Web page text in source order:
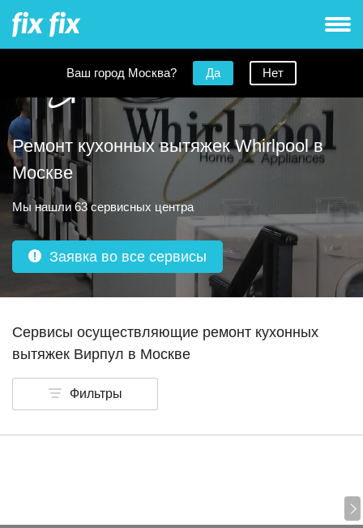
Ваш город Москва? Да Нет
Ремонт кухонных вытяжек Whirlpool в
Москве
Мы нашли 63 сервисных центра
Заявка во все сервисы
Сервисы осуществляющие ремонт кухонных
вытяжек Вирпул в Москве
Фильтры